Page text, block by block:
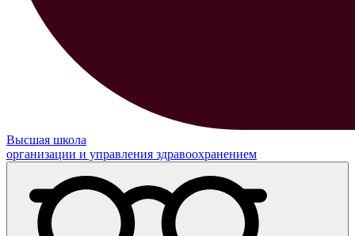
Высшая школа
организации и управления здравоохранением